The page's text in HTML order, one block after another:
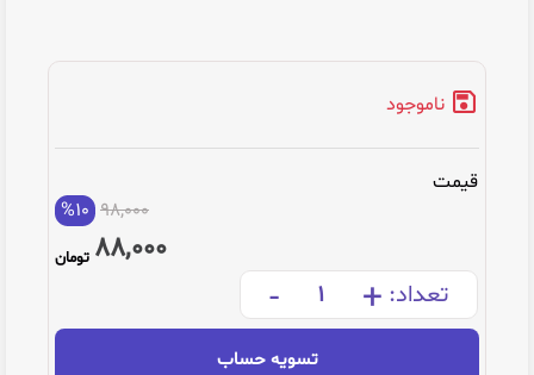
ناموجود
قیمت
98,000
%10
88,000 تومان
تعداد: +
-
تسویه حساب